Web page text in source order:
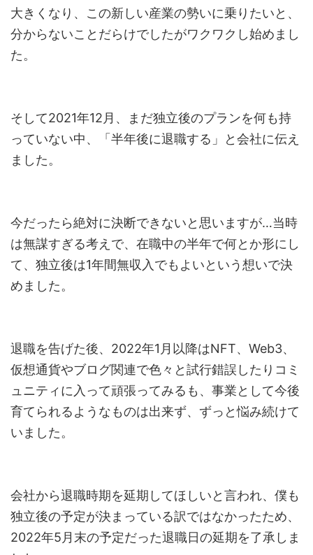
大きくなり、この新しい産業の勢いに乗りたいと、
分からないことだらけでしたがワクワクし始めまし
た。
そして2021年12月、まだ独立後のプランを何も持
っていない中、「半年後に退職する」と会社に伝え
ました。
今だったら絶対に決断できないと思いますが…当時
は無謀すぎる考えで、在職中の半年で何とか形にし
て、独立後は1年間無収入でもよいという想いで決
めました。
退職を告げた後、2022年1月以降はNFT、Web3、
仮想通貨やブログ関連で色々と試行錯誤したりコミ
ュニティに入って頑張ってみるも、事業として今後
育てられるようなものは出来ず、ずっと悩み続けて
いました。
会社から退職時期を延期してほしいと言われ、僕も
独立後の予定が決まっている訳ではなかったため、
2022年5月末の予定だった退職日の延期を了承しま